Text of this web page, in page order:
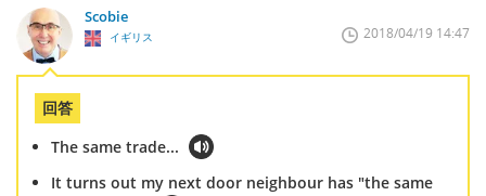
Scobie
イギリス 2018/04/19 14:47
回答
The same trade...
It turns out my next door neighbour has "the same